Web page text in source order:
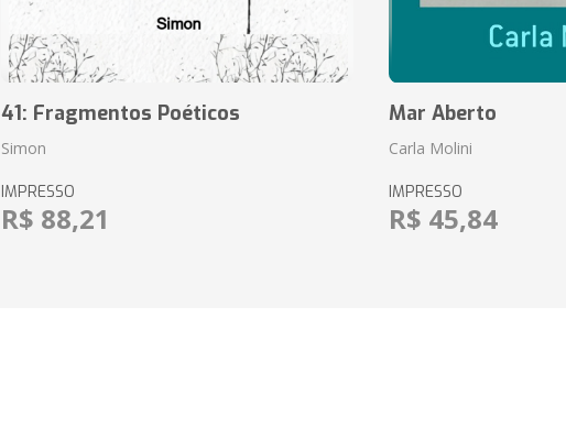
41: Fragmentos Poéticos
Simon
IMPRESSO
R$ 88,21
Mar Aberto
Carla Molini
IMPRESSO
R$ 45,84